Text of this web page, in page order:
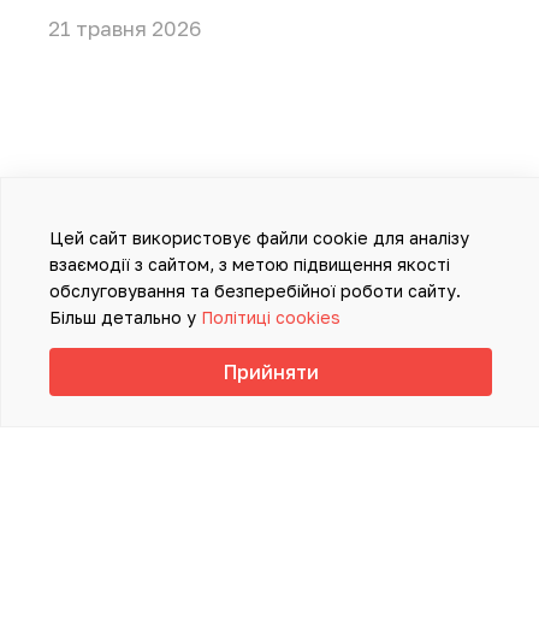
21 травня 2026
Цей сайт використовує файли cookie для аналізу
взаємодії з сайтом, з метою підвищення якості
обслуговування та безперебійної роботи сайту.
Більш детально у Політиці cookies
Прийняти